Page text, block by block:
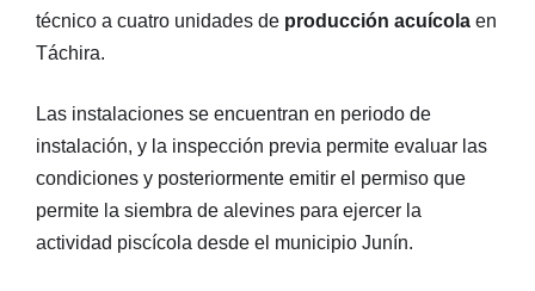
técnico a cuatro unidades de producción acuícola en
Táchira.
Las instalaciones se encuentran en periodo de
instalación, y la inspección previa permite evaluar las
condiciones y posteriormente emitir el permiso que
permite la siembra de alevines para ejercer la
actividad piscícola desde el municipio Junín.